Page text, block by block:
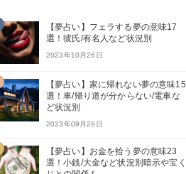
【夢占い】フェラする夢の意味17
選！彼氏/有名人など状況別
2023年10月26日
【夢占い】家に帰れない夢の意味15
選！車/帰り道が分からない/電車な
ど状況別
2023年09月26日
【夢占い】お金を拾う夢の意味23
選！小銭/大金など状況別暗示や宝く